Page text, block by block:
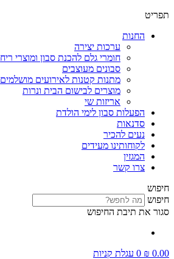
תפריט
החנות
ערכות יצירה
חומרי גלם להכנת סבון ומוצרי ריח
סבונים מעוצבים
מתנות קטנות לאירועים מושלמים
מוצרים לבישום הבית ונרות
אריזות שי
הפעלות סבון לימי הולדת
סדנאות
נעים להכיר
לקוחותינו מעידים
המגזין
צרו קשר
חיפוש
חיפוש
סגור את תיבת החיפוש
₪ 0.00
0 עגלת קניות